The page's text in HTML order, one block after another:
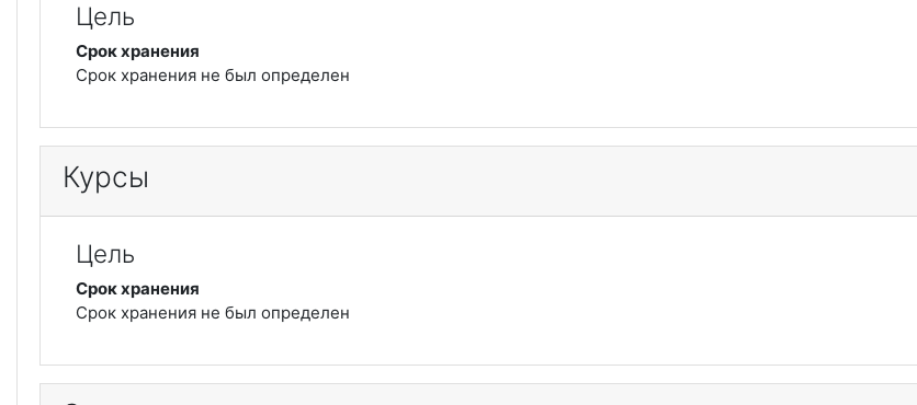
Цель
Срок хранения
Срок хранения не был определен
Курсы
Цель
Срок хранения
Срок хранения не был определен